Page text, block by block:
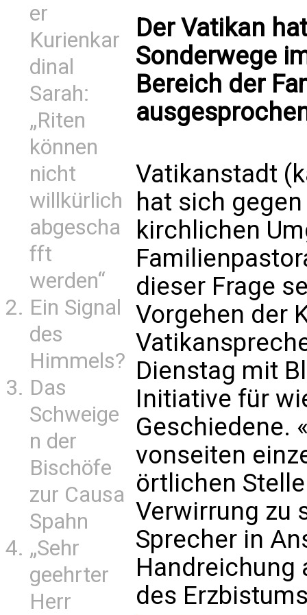
er
Kurienkar
dinal
Sarah:
„Riten
können
nicht
willkürlich
abgescha
fft
werden“
Ein Signal
des
Himmels?
Das
Schweige
n der
Bischöfe
zur Causa
Spahn
„Sehr
geehrter
Herr
Der Vatikan
Sonderwege
Bereich der
Vatikanstadt
hat sich
kirchlichen
dieser Frage
Vorgehen der
Dienstag mit
Initiative für
Geschiedene.
vonseiten
örtlichen
Verwirrung zu
Sprecher in
Handreichung
des